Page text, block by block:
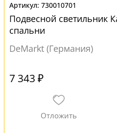
730010701
Подвесной светильник
спальни
DeMarkt (Германия)
7 343 ₽